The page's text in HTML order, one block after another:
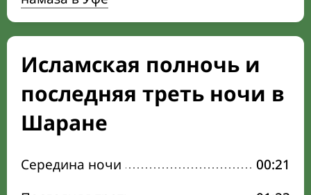
Исламская полночь и
последняя треть ночи в
Шаране
Середина ночи
00:21